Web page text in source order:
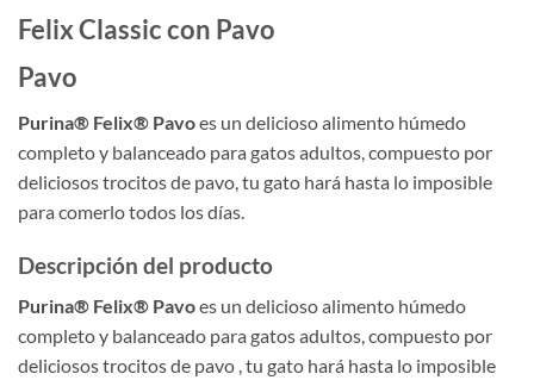
Felix Classic con Pavo
Pavo
Purina® Felix® Pavoes un delicioso alimento húmedo
completo y balanceado para gatos adultos, compuesto por
deliciosos trocitos de pavo, tu gato hará hasta lo imposible
para comerlo todos los días.
Descripción del producto
Purina® Felix® Pavoes un delicioso alimento húmedo
completo y balanceado para gatos adultos, compuesto por
deliciosos trocitos de pavo , tu gato hará hasta lo imposible